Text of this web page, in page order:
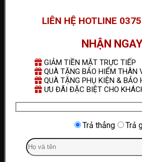
LIÊN HỆ HOTLINE
NHẬN NGAY
GIẢM TIỀN MẶT TRỰC TIẾP
QUÀ TẶNG BẢO HIỂM THÂN
QUÀ TẶNG PHỤ KIỆN & BẢO
ƯU ĐÃI ĐẶC BIỆT CHO
Trả thẳng Trả